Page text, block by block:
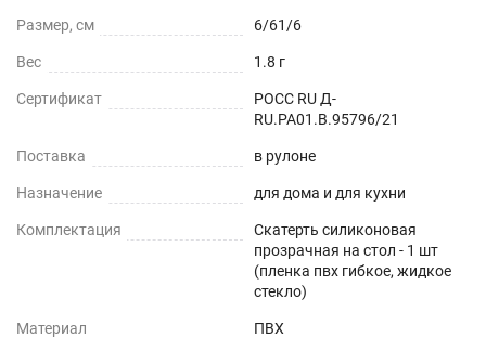
поверхности - дерево, стекло, пластик, мрамор,
гранит, металл и текстиль.
СТОЛЕШНИЦЫ
ЖУРНАЛЬНЫЙ СТОЛ
Размер, см 6/61/6
Вес 1.8 г
Сертификат
РОСС RU Д-
RU.РА01.В.95796/21
Поставка в рулоне
Назначение для дома и для кухни
Комплектация
Скатерть силиконовая
прозрачная на стол - 1 шт
(пленка пвх гибкое, жидкое
стекло)
Материал ПВХ